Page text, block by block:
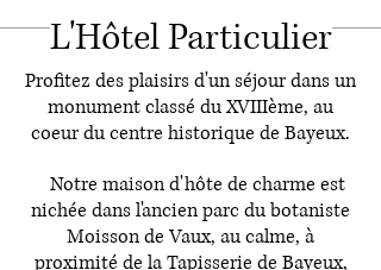
L'Hôtel Particulier
Profitez des plaisirs d'un séjour dans un
monument classé du XVIIIème, au
coeur du centre historique de Bayeux.
Notre maison d'hôte de charme est
nichée dans l'ancien parc du botaniste
Moisson de Vaux, au calme, à
proximité de la Tapisserie de Bayeux,